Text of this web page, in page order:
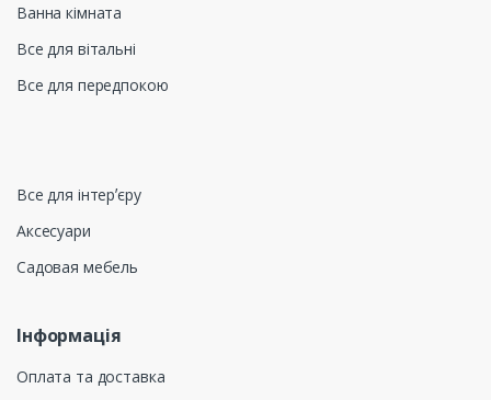
Ванна кімната
Все для вітальні
Все для передпокою
Все для інтерʼєру
Аксесуари
Садовая мебель
Інформація
Оплата та доставка